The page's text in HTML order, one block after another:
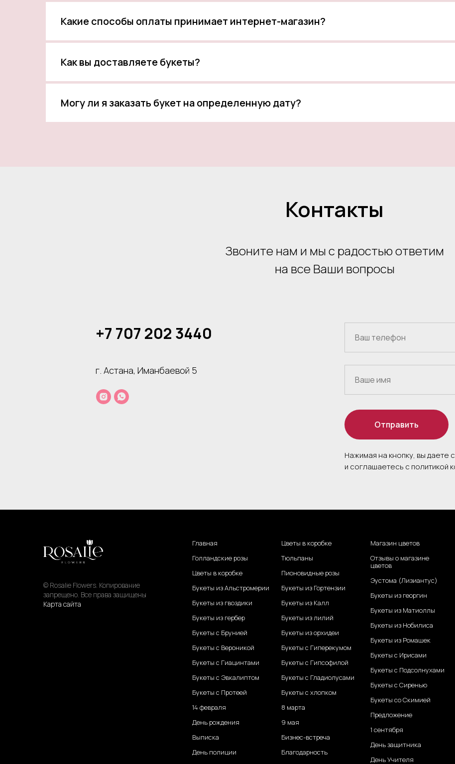
Какие способы оплаты принимает интернет-магазин?
Как вы доставляете букеты?
Могу ли я заказать букет на определенную дату?
Контакты
Звоните нам и мы с радостью ответим
на все Ваши вопросы
+7 707 202 3440
г. Астана, Иманбаевой 5
Отправить
Нажимая на кнопку, вы даете
и соглашаетесь c политикой
© Rosalie Flowers. Копирование
запрещено. Все права защищены
Карта сайта
Главная
Голландские розы
Цветы в коробке
Букеты из Альстромерии
Букеты из гвоздики
Букеты из гербер
Букеты с Брунией
Букеты с Вероникой
Букеты с Гиацинтами
Букеты с Эвкалиптом
Букеты с Протеей
14 февраля
День рождения
Выписка
День полиции
Цветы в коробке
Тюльпаны
Пионовидные розы
Букеты из Гортензии
Букеты из Калл
Букеты из лилий
Букеты из орхидеи
Букеты с Гиперекумом
Букеты с Гипсофилой
Букеты с Гладиолусами
Букеты с хлопком
8 марта
9 мая
Бизнес-встреча
Благодарность
Магазин цветов
Отзывы о магазине
цветов
Эустома (Лизиантус)
Букеты из георгин
Букеты из Матиоллы
Букеты из Нобилиса
Букеты из Ромашек
Букеты с Ирисами
Букеты с Подсолнухами
Букеты с Сиренью
Букеты со Скимией
Предложение
1 сентября
День защитника
День Учителя